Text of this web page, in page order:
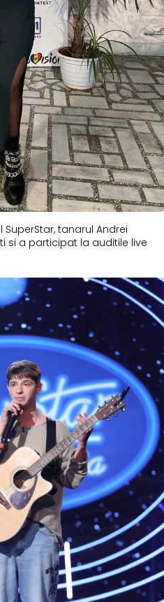
tanarul Andrei
si a participat la auditile live